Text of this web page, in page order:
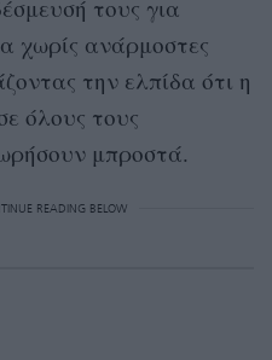
τους για
χωρίς ανάρμοστες
την ελπίδα ότι η
όλους τους
μπροστά.
READING BELOW